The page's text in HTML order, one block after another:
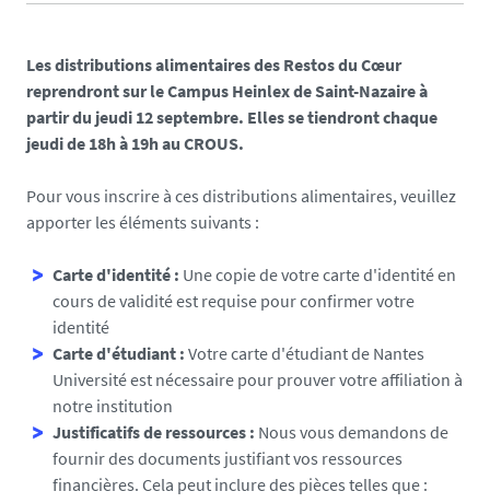
Les distributions alimentaires des Restos du Cœur
reprendront sur le Campus Heinlex de Saint-Nazaire à
partir du jeudi 12 septembre. Elles se tiendront chaque
jeudi de 18h à 19h au CROUS.
Pour vous inscrire à ces distributions alimentaires, veuillez
apporter les éléments suivants :
Carte d'identité : Une copie de votre carte d'identité en
cours de validité est requise pour confirmer votre
identité
Carte d'étudiant : Votre carte d'étudiant de Nantes
Université est nécessaire pour prouver votre affiliation à
notre institution
Justificatifs de ressources : Nous vous demandons de
fournir des documents justifiant vos ressources
financières. Cela peut inclure des pièces telles que :